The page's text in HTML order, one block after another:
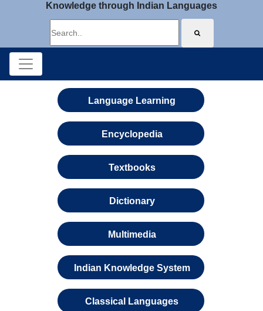
Knowledge through Indian Languages
Language Learning
Encyclopedia
Textbooks
Dictionary
Multimedia
Indian Knowledge System
Classical Languages